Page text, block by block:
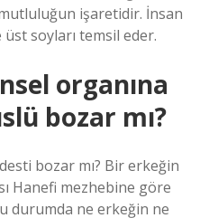
işaretidir. İnsan
soyları temsil eder.
organına
bozar mı?
bozar mı? Bir erkeğin
Hanefi mezhebine göre
durumda ne erkeğin ne